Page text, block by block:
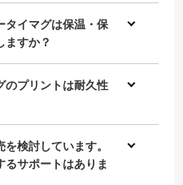
タイマグは保温・保
ますか？
のプリントは耐久性
検討しています。
るサポートはありま